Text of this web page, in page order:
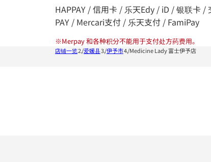
HAPPAY / 信用卡 / 乐天Edy / iD / 银联卡
PAY / Mercari支付 / 乐天支付 / FamiPay
※Merpay 和各种积分不能用于支付处方药费用。
店铺一览 爱媛县 伊予市 Medicine Lady 富士伊予店